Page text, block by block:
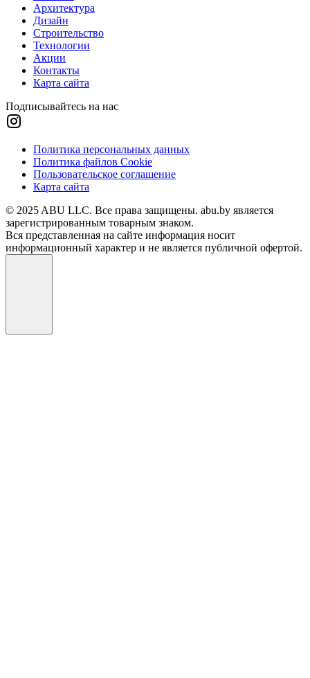
Архитектура
Дизайн
Строительство
Технологии
Акции
Контакты
Карта сайта
Подписывайтесь на нас
Политика персональных данных
Политика файлов Cookie
Пользовательское соглашение
Карта сайта
© 2025 ABU LLC. Все права защищены. abu.by является
зарегистрированным товарным знаком.
Вся представленная на сайте информация носит
информационный характер и не является публичной офертой.